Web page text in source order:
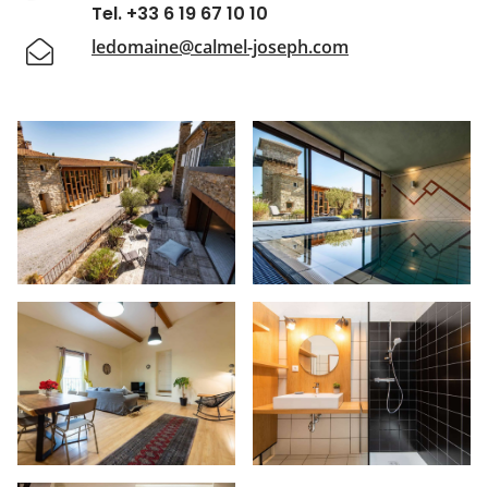
Tel. +33 6 19 67 10 10
ledomaine@calmel-joseph.com